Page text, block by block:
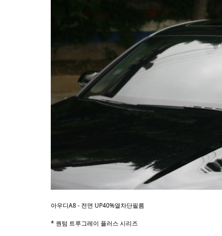
아우디A8 - 전면 UP40%열차단필름
* 퀀텀 트루그레이 플러스 시리즈